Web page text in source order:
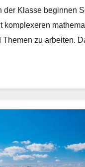
der Klasse beginnen
komplexeren
Themen zu arbeiten.